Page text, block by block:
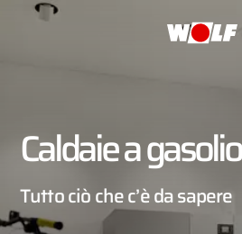
Caldaie a gasolio
Tutto ciò che c’è da sapere